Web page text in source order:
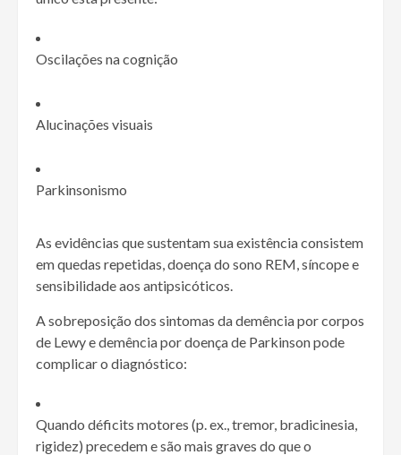
Oscilações na cognição
Alucinações visuais
Parkinsonismo
As evidências que sustentam sua existência consistem
em quedas repetidas, doença do sono REM, síncope e
sensibilidade aos antipsicóticos.
A sobreposição dos sintomas da demência por corpos
de Lewy e demência por doença de Parkinson pode
complicar o diagnóstico:
Quando déficits motores (p. ex., tremor, bradicinesia,
rigidez) precedem e são mais graves do que o